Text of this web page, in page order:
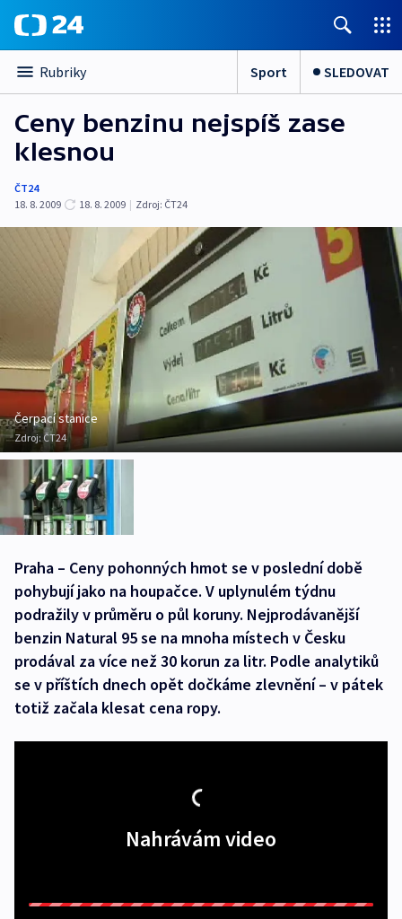
Rubriky Sport SLEDOVAT
Ceny benzinu nejspíš zase
klesnou
ČT24
18. 8. 2009
18. 8. 2009 | Zdroj: ČT24
Čerpací stanice
Zdroj: ČT24
Praha – Ceny pohonných hmot se v poslední době
pohybují jako na houpačce. V uplynulém týdnu
podražily v průměru o půl koruny. Nejprodávanější
benzin Natural 95 se na mnoha místech v Česku
prodával za více než 30 korun za litr. Podle analytiků
se v příštích dnech opět dočkáme zlevnění – v pátek
totiž začala klesat cena ropy.
Nahrávám video